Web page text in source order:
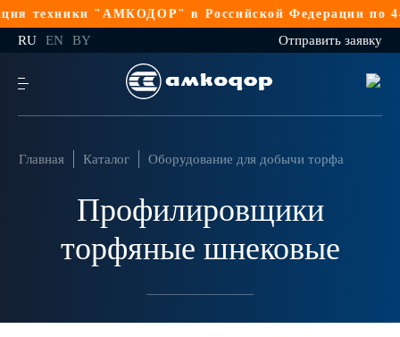
техники "АМКОДОР" в Российской Федерации по
RU EN BY Отправить заявку
Главная Каталог Оборудование для добычи торфа
Профилировщики
торфяные шнековые